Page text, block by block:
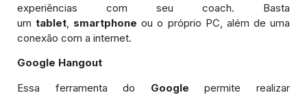
experiências com seu coach. Basta
umtablet smartphone ou o próprio PC, além de uma
conexão com a internet.
Google Hangout
Essa ferramenta do Google permite realizar